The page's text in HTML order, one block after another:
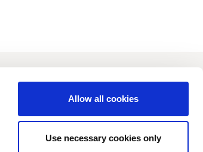
Allow all cookies
Use necessary cookies only